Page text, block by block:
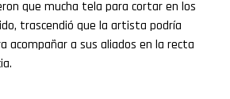
que mucha tela para cortar en los
trascendió que la artista podría
acompañar a sus aliados en la recta